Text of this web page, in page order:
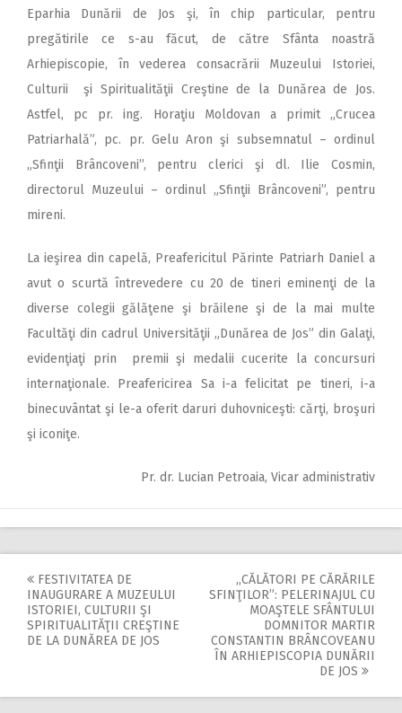
Eparhia Dunării de Jos şi, în chip particular, pentru
pregătirile ce s-au făcut, de către Sfânta noastră
Arhiepiscopie, în vederea consacrării Muzeului Istoriei,
Culturii şi Spiritualităţii Creştine de la Dunărea de Jos.
Astfel, pc pr. ing. Horaţiu Moldovan a primit „Crucea
Patriarhală”, pc. pr. Gelu Aron şi subsemnatul – ordinul
„Sfinţii Brâncoveni”, pentru clerici şi dl. Ilie Cosmin,
directorul Muzeului – ordinul „Sfinţii Brâncoveni”, pentru
mireni.
La ieşirea din capelă, Preafericitul Părinte Patriarh Daniel a
avut o scurtă întrevedere cu 20 de tineri eminenţi de la
diverse colegii gălăţene şi brăilene şi de la mai multe
Facultăţi din cadrul Universităţii „Dunărea de Jos” din Galaţi,
evidenţiaţi prin premii şi medalii cucerite la concursuri
internaţionale. Preafericirea Sa i-a felicitat pe tineri, i-a
binecuvântat şi le-a oferit daruri duhovniceşti: cărţi, broşuri
şi iconiţe.
Pr. dr. Lucian Petroaia, Vicar administrativ
Post
navigation
FESTIVITATEA DE
INAUGURARE A MUZEULUI
ISTORIEI, CULTURII ŞI
SPIRITUALITĂŢII CREŞTINE
DE LA DUNĂREA DE JOS
,,CĂLĂTORI PE CĂRĂRILE
SFINŢILOR”: PELERINAJUL CU
MOAŞTELE SFÂNTULUI
DOMNITOR MARTIR
CONSTANTIN BRÂNCOVEANU
ÎN ARHIEPISCOPIA DUNĂRII
DE JOS